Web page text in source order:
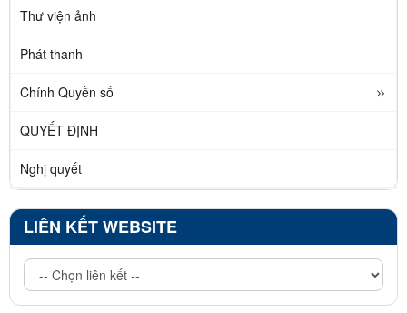
Thư viện ảnh
Phát thanh
Chính Quyền số
QUYẾT ĐỊNH
Nghị quyết
LIÊN KẾT WEBSITE